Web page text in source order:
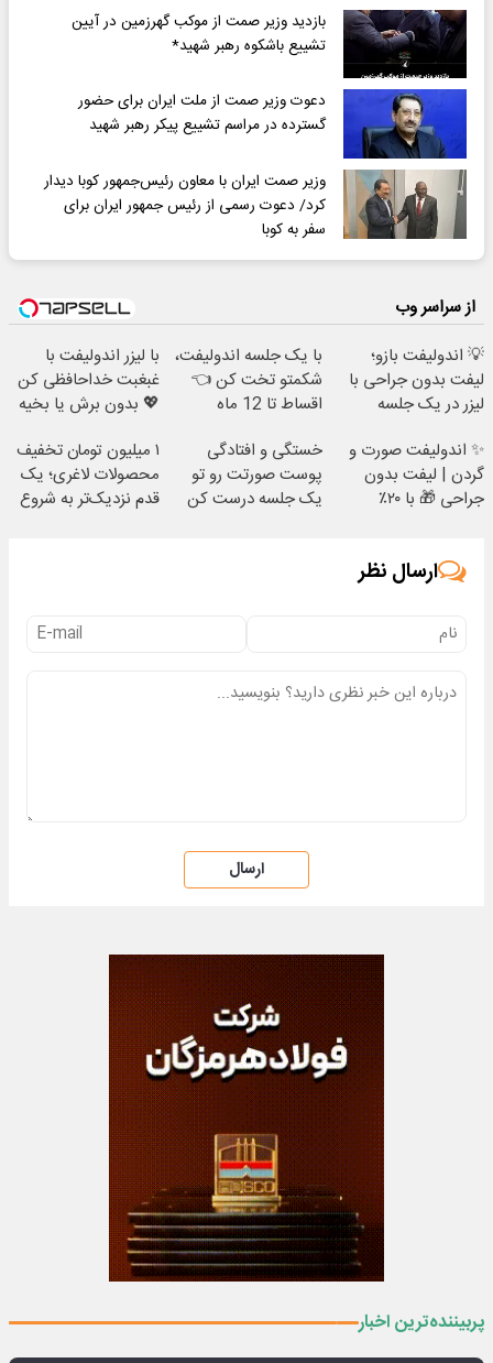
بازدید وزیر صمت از موکب گهرزمین در آیین
تشییع باشکوه رهبر شهید*
دعوت وزیر صمت از ملت ایران برای حضور
گسترده در مراسم تشییع پیکر رهبر شهید
وزیر صمت ایران با معاون رئیس‌جمهور کوبا دیدار
کرد/ دعوت رسمی از رئیس جمهور ایران برای
سفر به کوبا
از سراسر وب
💡 اندولیفت بازو؛
لیفت بدون جراحی با
لیزر در یک جلسه
با یک جلسه اندولیفت،
شکمتو تخت کن 👈
اقساط تا 12 ماه
با لیزر اندولیفت با
غبغبت خداحافظی کن
💖 بدون برش یا بخیه
✨ اندولیفت صورت و
گردن | لیفت بدون
جراحی 🎁 با ۲۰٪
خستگی و افتادگی
پوست صورتت رو تو
یک جلسه درست کن
۱ میلیون تومان تخفیف
محصولات لاغری؛ یک
قدم نزدیک‌تر به شروع
ارسال نظر
ارسال
پربیننده‌ترین اخبار